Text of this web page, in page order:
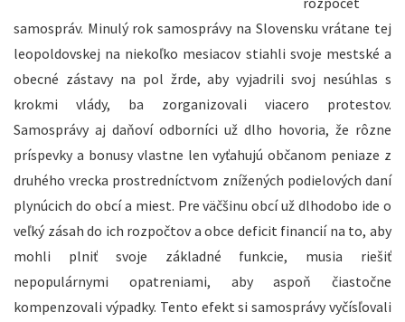
samospráv. Minulý rok samosprávy na Slovensku vrátane tej
leopoldovskej na niekoľko mesiacov stiahli svoje mestské a
obecné zástavy na pol žrde, aby vyjadrili svoj nesúhlas s
krokmi vlády, ba zorganizovali viacero protestov.
Samosprávy aj daňoví odborníci už dlho hovoria, že rôzne
príspevky a bonusy vlastne len vyťahujú občanom peniaze z
druhého vrecka prostredníctvom znížených podielových daní
plynúcich do obcí a miest. Pre väčšinu obcí už dlhodobo ide o
veľký zásah do ich rozpočtov a obce deficit financií na to, aby
mohli plniť svoje základné funkcie, musia riešiť
nepopulárnymi opatreniami, aby aspoň čiastočne
kompenzovali výpadky. Tento efekt si samosprávy vyčísľovali